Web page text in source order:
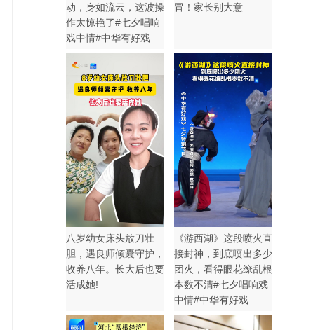
动，身如流云，这波操
作太惊艳了#七夕唱响
戏中情#中华有好戏
冒！家长别大意
八岁幼女床头放刀壮
胆，遇良师倾囊守护，
收养八年。长大后也要
活成她!
《游西湖》这段喷火直
接封神，到底喷出多少
团火，看得眼花缭乱根
本数不清#七夕唱响戏
中情#中华有好戏